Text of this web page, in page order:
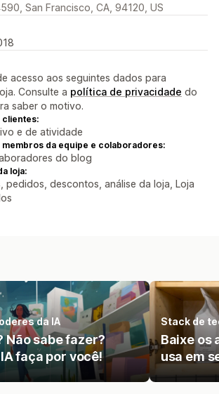
San Francisco, CA, 94120, US
acesso aos seguintes dados para
Consulte a política de privacidade do
saber o motivo.
clientes:
e de atividade
da equipe e colaboradores:
do blog
loja:
pedidos, descontos, análise da loja, Loja
da IA
Não sabe fazer?
faça por você!
Stack de
Baixe os
usa em